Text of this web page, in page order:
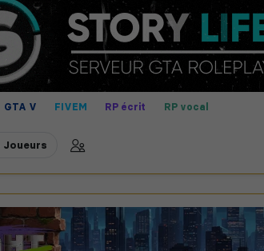
GTA V FIVEM RP écrit RP vocal
Joueurs